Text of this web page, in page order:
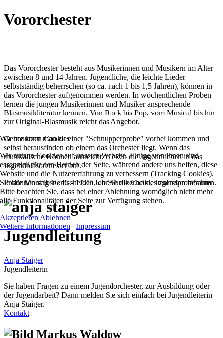
Vororchester
Das Vororchester besteht aus Musikerinnen und Musikern im Alter
zwischen 8 und 14 Jahren. Jugendliche, die leichte Lieder
selbstständig beherrschen (so ca. nach 1 bis 1,5 Jahren), können in
das Vororchester aufgenommen werden. In wöchentlichen Proben
lernen die jungen Musikerinnen und Musiker ansprechende
Blasmusikliteratur kennen. Von Rock bis Pop, vom Musical bis hin
zur Original-Blasmusik reicht das Angebot.
Gerne kann man zu einer "Schnupperprobe" vorbei kommen und
selbst herausfinden ob einem das Orchester liegt. Wenn das
musikalische Können ausreicht, rücken die Jugendlichen in das
Jugendblasorchester auf.
Probe Montag 16.45 - 17.45 Uhr Musikerheim, Jugendproberaum
Jugendleitung
Anja Staiger
Jugendleiterin
Sie haben Fragen zu einem Jugendorchester, zur Ausbildung oder
der Jugendarbeit? Dann melden Sie sich einfach bei Jugendleiterin
Anja Staiger.
Kontakt
Wir benutzen Cookies
Wir nutzen Cookies auf unserer Website. Einige von ihnen sind
essenziell für den Betrieb der Seite, während andere uns helfen, diese
Website und die Nutzererfahrung zu verbessern (Tracking Cookies).
Sie können selbst entscheiden, ob Sie die Cookies zulassen möchten.
Bitte beachten Sie, dass bei einer Ablehnung womöglich nicht mehr
alle Funktionalitäten der Seite zur Verfügung stehen.
Akzeptieren Ablehnen
Weitere Informationen | Impressum